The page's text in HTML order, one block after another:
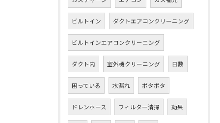
ビルトイン ダクトエアコンクリーニング
ビルトインエアコンクリーニング
ダクト内 室外機クリーニング 日数
困っている 水漏れ ポタポタ
ドレンホース フィルター清掃 効果